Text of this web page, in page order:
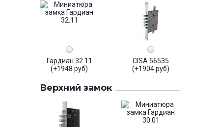
Гардиан 32.11
(+1948 руб)
CISA 56535
(+1904 руб)
Верхний замок